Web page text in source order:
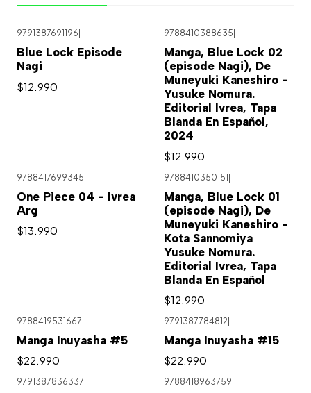
9791387691196
Blue Lock Episode
Nagi
$12.990
9788410388635
Manga, Blue Lock 02
(episode Nagi), De
Muneyuki Kaneshiro -
Yusuke Nomura.
Editorial Ivrea, Tapa
Blanda En Español,
2024
$12.990
9788417699345|
One Piece 04 - Ivrea
Arg
$13.990
9788410350151|
Manga, Blue Lock 01
(episode Nagi), De
Muneyuki Kaneshiro -
Kota Sannomiya
Yusuke Nomura.
Editorial Ivrea, Tapa
Blanda En Español
$12.990
9788419531667
Manga Inuyasha #5
$22.990
9791387784812
Manga Inuyasha #15
$22.990
9791387836337 9788418963759